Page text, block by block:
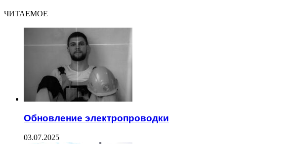
ЧИТАЕМОЕ
Обновление электропроводки
03.07.2025